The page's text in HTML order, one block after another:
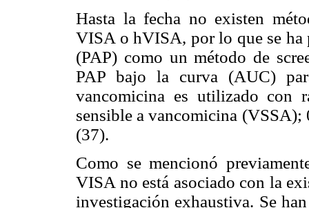
Hasta la fecha no existen
VISA o hVISA, por lo que se
(PAP) como un método de
PAP bajo la curva (AUC)
vancomicina es utilizado con
sensible a vancomicina
(37).
Como se mencionó
VISA no está asociado con la
investigación exhaustiva. Se